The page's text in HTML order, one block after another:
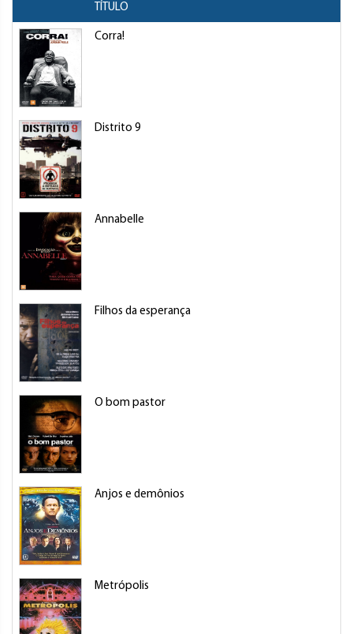
TÍTULO
Corra!
Distrito 9
Annabelle
Filhos da esperança
O bom pastor
Anjos e demônios
Metrópolis